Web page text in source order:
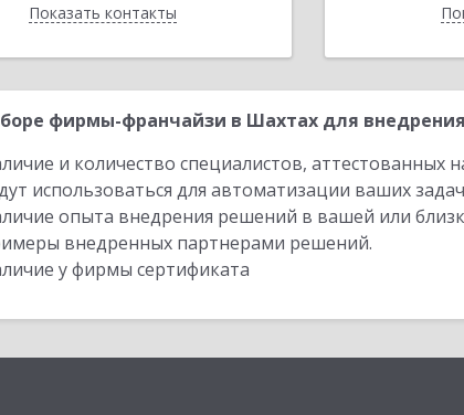
Показать контакты
Назад
фирмы-франчайзи в Шахтах для
и количество специалистов,
использоваться для автоматизации ваших
опыта внедрения решений в вашей или
внедренных партнерами решений.
у фирмы сертификата